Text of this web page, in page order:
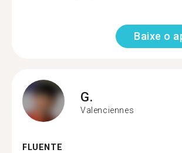
Baixe o
G.
Valenciennes
FLUENTE